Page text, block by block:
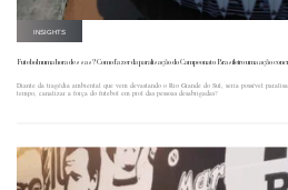
INSIGHTS
Futebol numa hora dessas? Como fazer da paralisação do Campeonato Brasileiro uma ação
Diante da tragédia ambiental que vem devastando o Rio Grande do Sul, seria possível
tempo, canalizar a força do futebol em prol das pessoas desabrigadas?